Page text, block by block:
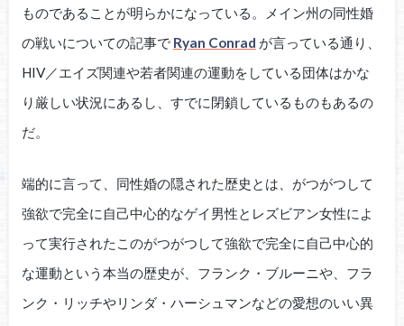
ものであることが明らかになっている。メイン州の同性婚
の戦いについての記事で Ryan Conrad が言っている通り、
HIV／エイズ関連や若者関連の運動をしている団体はかな
り厳しい状況にあるし、すでに閉鎖しているものもあるの
だ。
端的に言って、同性婚の隠された歴史とは、がつがつして
強欲で完全に自己中心的なゲイ男性とレズビアン女性によ
って実行されたこのがつがつして強欲で完全に自己中心的
な運動という本当の歴史が、フランク・ブルーニや、フラ
ンク・リッチやリンダ・ハーシュマンなどの愛想のいい異